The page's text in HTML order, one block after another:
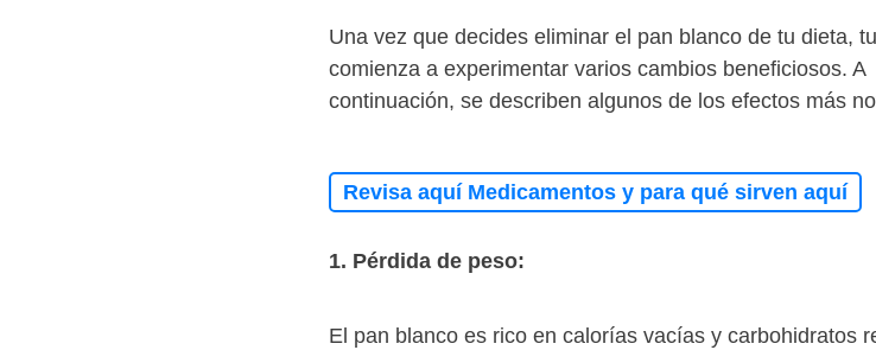
Una vez que decides eliminar el pan blanco de tu dieta,
comienza a experimentar varios cambios beneficiosos. A
continuación, se describen algunos de los efectos más
Revisa aquí Medicamentos y para qué sirven aquí
1. Pérdida de peso:
El pan blanco es rico en calorías vacías y carbohidratos